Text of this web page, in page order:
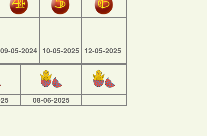
09-05-2024 10-05-2025 12-05-2025
08-06-2025